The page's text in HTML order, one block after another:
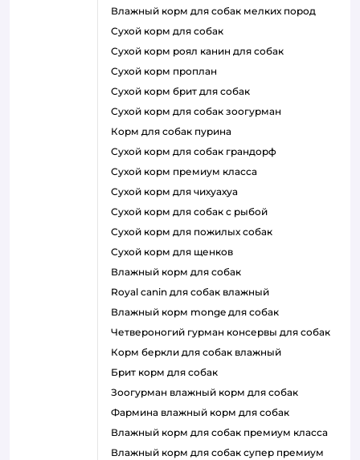
влажный корм для собак мелких пород
сухой корм для собак
сухой корм роял канин для собак
сухой корм проплан
сухой корм брит для собак
сухой корм для собак зоогурман
корм для собак пурина
сухой корм для собак грандорф
сухой корм премиум класса
сухой корм для чихуахуа
сухой корм для собак с рыбой
сухой корм для пожилых собак
сухой корм для щенков
влажный корм для собак
royal canin для собак влажный
влажный корм monge для собак
четвероногий гурман консервы для собак
корм беркли для собак влажный
брит корм для собак
зоогурман влажный корм для собак
фармина влажный корм для собак
влажный корм для собак премиум класса
влажный корм для собак супер премиум